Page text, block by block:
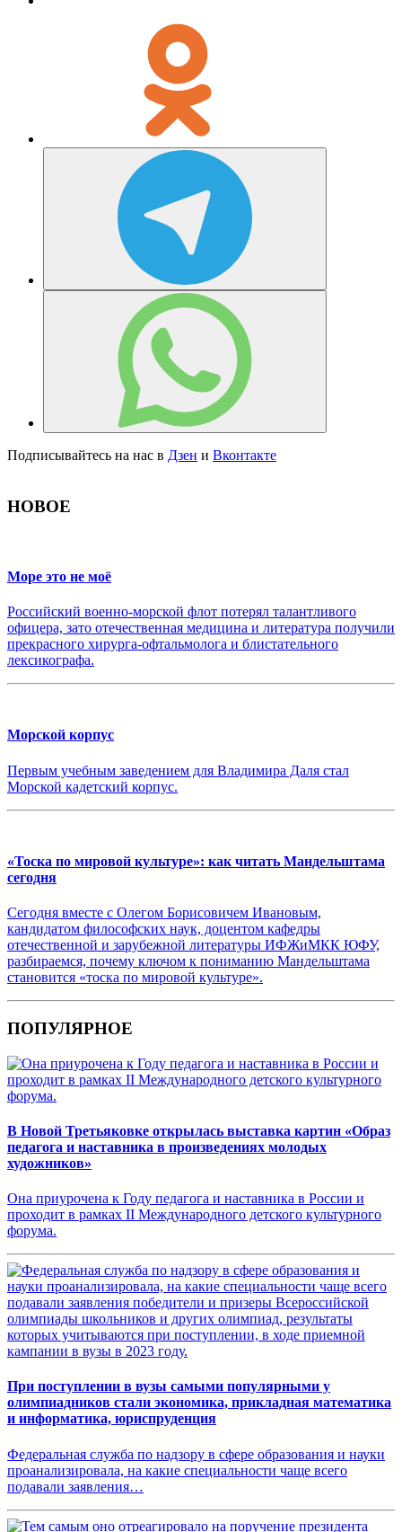
Подписывайтесь на нас в Дзен и Вконтакте
НОВОЕ
Море это не моё
Российский военно-морской флот потерял талантливого
офицера, зато отечественная медицина и литература получили
прекрасного хирурга-офтальмолога и блистательного
лексикографа.
Морской корпус
Первым учебным заведением для Владимира Даля стал
Морской кадетский корпус.
«Тоска по мировой культуре»: как читать Мандельштама
сегодня
Сегодня вместе с Олегом Борисовичем Ивановым,
кандидатом философских наук, доцентом кафедры
отечественной и зарубежной литературы ИФЖиМКК ЮФУ,
разбираемся, почему ключом к пониманию Мандельштама
становится «тоска по мировой культуре».
ПОПУЛЯРНОЕ
В Новой Третьяковке открылась выставка картин «Образ
педагога и наставника в произведениях молодых
художников»
Она приурочена к Году педагога и наставника в России и
проходит в рамках II Международного детского культурного
форума.
При поступлении в вузы самыми популярными у
олимпиадников стали экономика, прикладная математика
и информатика, юриспруденция
Федеральная служба по надзору в сфере образования и науки
проанализировала, на какие специальности чаще всего
подавали заявления…